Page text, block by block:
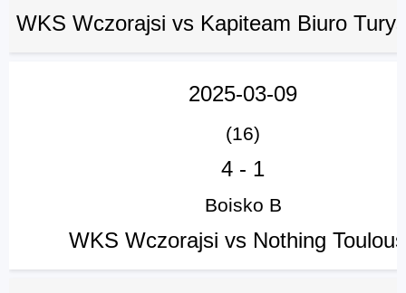
WKS Wczorajsi vs Kapiteam Biuro
2025-03-09
(16)
4 - 1
Boisko B
WKS Wczorajsi vs Nothing